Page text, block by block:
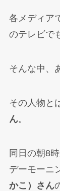
各メディア
のテレビで
そんな中、
その人物と
ん。
同日の朝8
デーモーニ
かこ）さん